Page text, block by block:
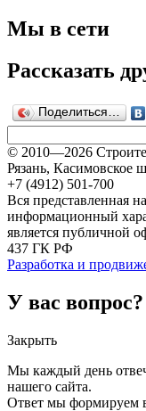
Мы в сети
Рассказать
Поделиться…
© 2010—2026
Рязань, Касимовское
+7 (4912) 501-700
Вся представленная
информационный
является публичной
437 ГК РФ
Разработка и
У вас
Закрыть
Мы каждый день
нашего сайта.
Ответ мы формируем